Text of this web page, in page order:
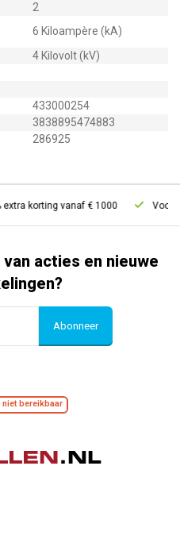
2
6 Kiloampère (kA)
4 Kilovolt (kV)
433000254
3838895474883
286925
extra korting vanaf € 1000 Voor
acties en nieuwe
Abonneer
bereikbaar